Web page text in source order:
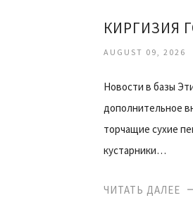
AUGUST 09, 2026
Новости в базы
дополнительное
торчащие сухие
кустарники…
ЧИТАТЬ ДАЛЕЕ